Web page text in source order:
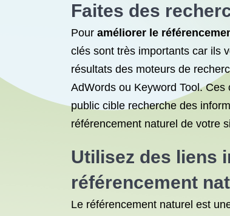
Faites des
Pour améliorer le
clés sont très importants car ils
résultats des moteurs de
AdWords ou Keyword Tool.
public cible recherche des
référencement naturel de votre
Utilisez des liens
référencement
Le référencement naturel est